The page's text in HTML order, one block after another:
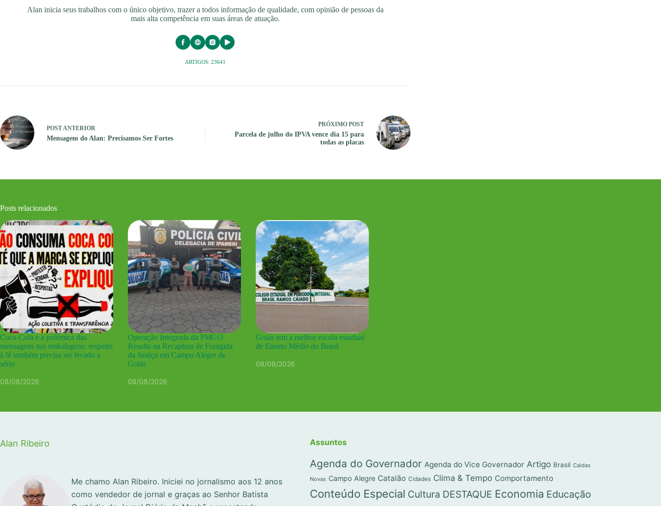
Alan inicia seus trabalhos com o único objetivo, trazer a todos informação de qualidade, com opinião de pessoas da
mais alta competência em suas áreas de atuação.
ARTIGOS: 23641
POSTANTERIOR
Mensagem do Alan: Precisamos Ser Fortes
PRÓXIMO POST
Parcela de julho do IPVA vence dia 15 para
todas as placas
Posts relacionados
Coca-Cola e a polêmica das
mensagens nas embalagens: respeito
à fé também precisa ser levado a
sério
08/08/2026
Operação Integrada da PMGO
Resulta na Recaptura de Foragida
da Justiça em Campo Alegre de
Goiás
08/08/2026
Goiás tem a melhor escola estadual
de Ensino Médio do Brasil
08/08/2026
Alan Ribeiro
Me chamo Alan Ribeiro. Iniciei no jornalismo aos 12 anos
como vendedor de jornal e graças ao Senhor Batista
Assuntos
Agenda do Governador Agenda do Vice Governador Artigo Brasil Caldas
Novas Campo Alegre Catalão Cidades Clima & Tempo Comportamento
Conteúdo Especial Cultura DESTAQUE Economia Educação